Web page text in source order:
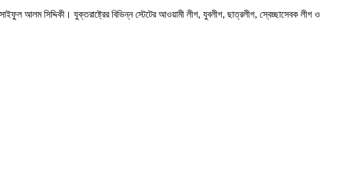
আলম সিদ্দিকী। যুক্তরাষ্ট্রের বিভিন্ন স্টেটের আওয়ামী লীগ, যুবলীগ, ছাত্রলীগ, স্বেচ্ছাসেবক লীগ ও